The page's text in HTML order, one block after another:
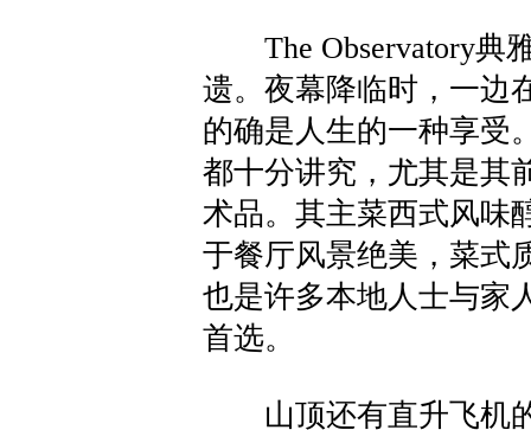
The Observatory典
遗。夜幕降临时，一边
的确是人生的一种享受
都十分讲究，尤其是其
术品。其主菜西式风味
于餐厅风景绝美，菜式
也是许多本地人士与家
首选。
山顶还有直升飞机的